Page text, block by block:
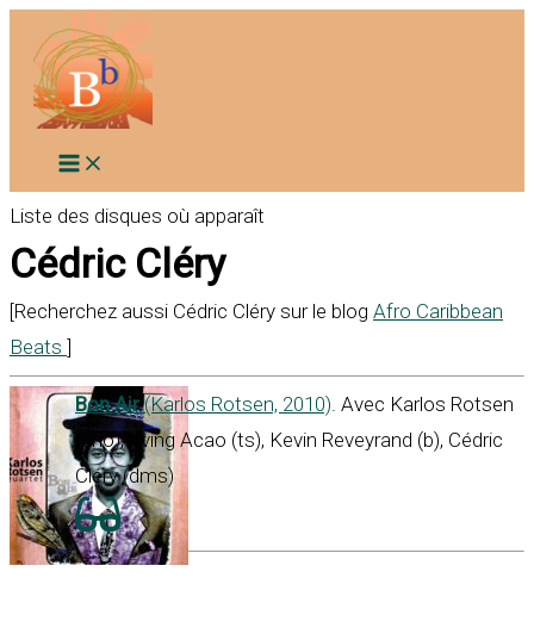
contenu
Liste des disques où apparaît
Cédric Cléry
[Recherchez aussi Cédric Cléry sur le blog Afro Caribbean
Beats ]
Bon Air(Karlos Rotsen, 2010). Avec Karlos Rotsen
(pno), Irving Acao (ts), Kevin Reveyrand (b), Cédric
Cléry (dms)